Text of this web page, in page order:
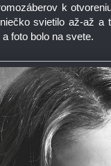
k
svietilo až-až a
foto bolo na svete.